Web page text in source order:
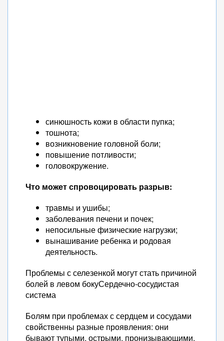
синюшность кожи в области пупка;
тошнота;
возникновение головной боли;
повышение потливости;
головокружение.
Что может спровоцировать разрыв:
травмы и ушибы;
заболевания печени и почек;
непосильные физические нагрузки;
вынашивание ребенка и родовая
деятельность.
Проблемы с селезенкой могут стать причиной
болей в левом бокуСердечно-сосудистая
система
Болям при проблемах с сердцем и сосудами
свойственны разные проявления: они
бывают тупыми, острыми, пронизывающими,